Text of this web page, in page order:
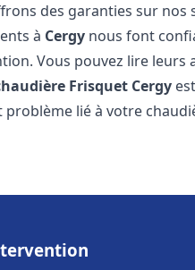
des garanties sur nos
à Cergy nous font
Vous pouvez lire leurs
Frisquet Cergy
lié à votre